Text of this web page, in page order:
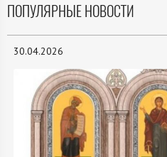
ПОПУЛЯРНЫЕ НОВОСТИ
30.04.2026